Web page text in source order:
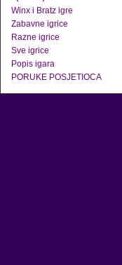
Winx i Bratz igre
Zabavne igrice
Razne igrice
Sve igrice
Popis igara
PORUKE POSJETIOCA